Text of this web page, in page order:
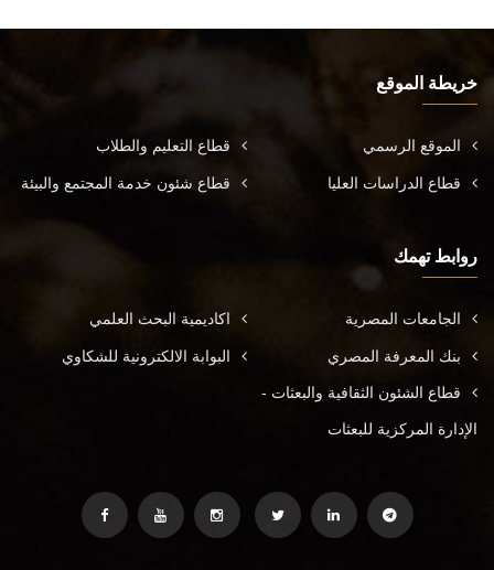
خريطة الموقع
الموقع الرسمي قطاع التعليم والطلاب
قطاع الدراسات العليا قطاع شئون خدمة المجتمع والبيئة
روابط تهمك
الجامعات المصرية اكاديمية البحث العلمي
بنك المعرفة المصري البوابة الالكترونية للشكاوي
قطاع الشئون الثقافية والبعثات -
الإدارة المركزية للبعثات